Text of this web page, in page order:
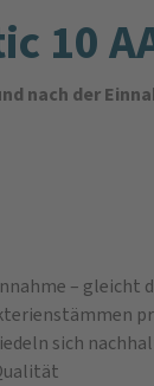
10
nach der
– gleicht
sich